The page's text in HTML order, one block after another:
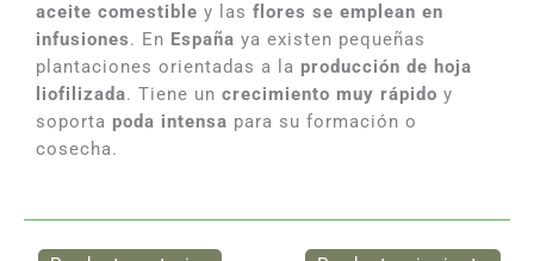
aceite comestible y las flores se emplean en
infusiones. En España ya existen pequeñas
plantaciones orientadas a la producción de hoja
liofilizada. Tiene un crecimiento muy rápido y
soporta poda intensa para su formación o
cosecha.